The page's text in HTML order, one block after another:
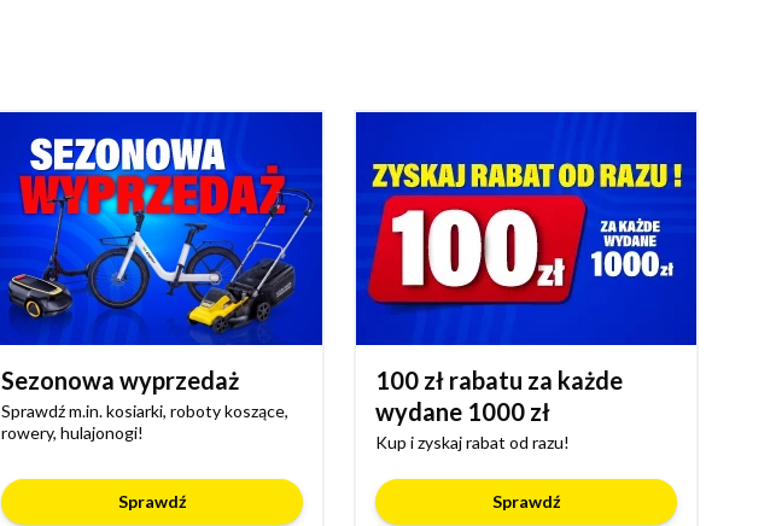
Sezonowa wyprzedaż
Sprawdź m.in. kosiarki, roboty koszące,
rowery, hulajonogi!
Sprawdź
100 zł rabatu za każde
wydane 1000 zł
Kup i zyskaj rabat od razu!
Sprawdź